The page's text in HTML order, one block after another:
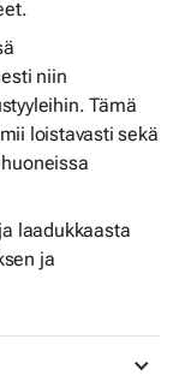
niin
Tämä
loistavasti sekä
laadukkaasta
ja